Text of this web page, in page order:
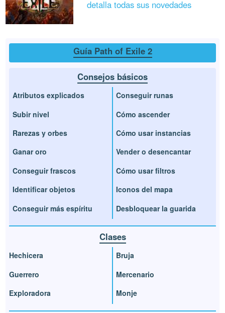
detalla todas sus novedades
Guía Path of Exile 2
Consejos básicos
Atributos explicados
Subir nivel
Rarezas y orbes
Ganar oro
Conseguir frascos
Identificar objetos
Conseguir más espíritu
Conseguir runas
Cómo ascender
Cómo usar instancias
Vender o desencantar
Cómo usar filtros
Iconos del mapa
Desbloquear la guarida
Clases
Hechicera
Guerrero
Exploradora
Bruja
Mercenario
Monje